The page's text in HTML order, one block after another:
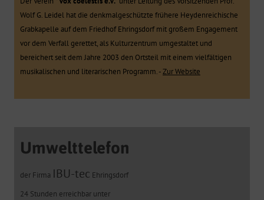
Wolf G. Leidel hat die denkmalgeschützte frühere Heydenreichische
Grabkapelle auf dem Friedhof Ehringsdorf mit großem Engagement
vor dem Verfall gerettet, als Kulturzentrum umgestaltet und
bereichert seit dem Jahre 2003 den Ortsteil mit einem vielfältigen
musikalischen und literarischen Programm. -Zur Website
Umwelttelefon
der Firma IBU-tec Ehringsdorf
24 Stunden erreichbar unter